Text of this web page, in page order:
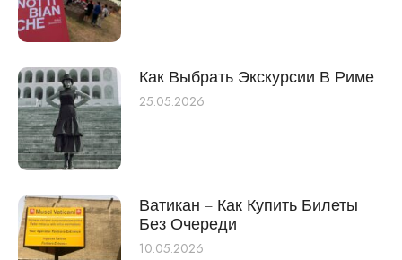
Как Выбрать Экскурсии В Риме
25.05.2026
Ватикан – Как Купить Билеты
Без Очереди
10.05.2026